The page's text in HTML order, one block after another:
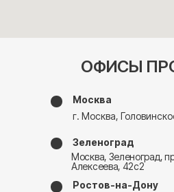
ОФИСЫ
Ростов-на-Дону
Зеленоград
Москва, Зеленоград,
Алексеева, 42с2
г. Москва,
Москва